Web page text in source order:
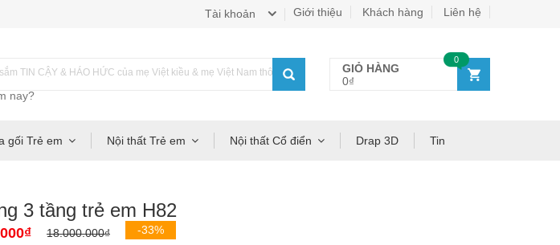
Giới thiệu Khách hàng Liên hệ
Tài khoản
TIN CẬY & HÁO HỨC của mẹ Việt kiều & mẹ Việt Nam thông thái!
GIỎ HÀNG
0₫
0
gối Trẻ em Nội thất Trẻ em Nội thất Cổ điển Drap 3D Tin
3 tầng trẻ em H82
18.000.000₫ -33%